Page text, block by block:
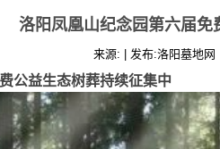
洛阳凤凰山纪念园第六届
来源: | 发布:洛阳墓地网
公益生态树葬持续征集中